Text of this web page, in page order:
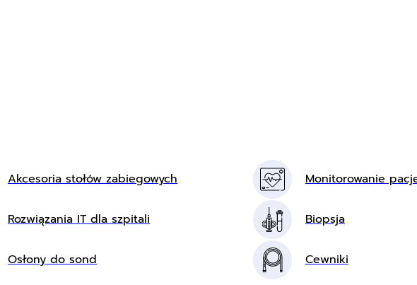
Akcesoria stołów zabiegowych Monitorowanie
Rozwiązania IT dla szpitali Biopsja
Osłony do sond Cewniki